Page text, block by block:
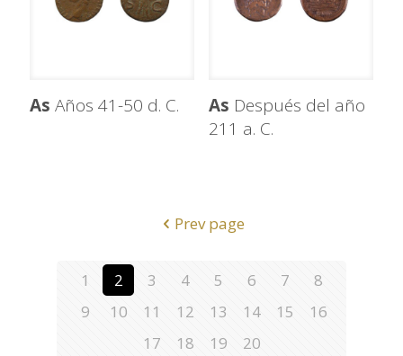
As Años 41-50 d. C. As Después del año
211 a. C.
Prev page
1 2 3 4 5 6 7
8
9
10 11 12 13 14 15
16
17
18 19
20